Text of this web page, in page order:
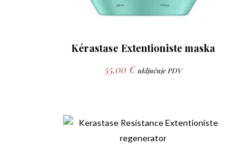
Kérastase Extentioniste maska
55.00 € uključuje PDV